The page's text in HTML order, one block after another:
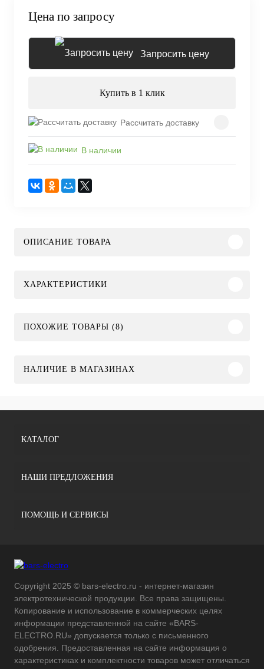
Цена по запросу
Запросить цену
Купить в 1 клик
Рассчитать доставку
В наличии
ОПИСАНИЕ ТОВАРА
ХАРАКТЕРИСТИКИ
ПОХОЖИЕ ТОВАРЫ (8)
НАЛИЧИЕ В МАГАЗИНАХ
КАТАЛОГ
НАШИ ПРЕДЛОЖЕНИЯ
ПОМОЩЬ И СЕРВИСЫ
Copyright 2025 © bars-electro.ru - интернет-магазин
электротехнической продукции. Все права защищены.
Копирование и использование в коммерческих целях
информации представленной на сайте «BARS-
ELECTRO.RU» допускается только с письменного
одобрения. Предоставленная на сайте информация о
характеристиках и комплектности товаров может отличаться